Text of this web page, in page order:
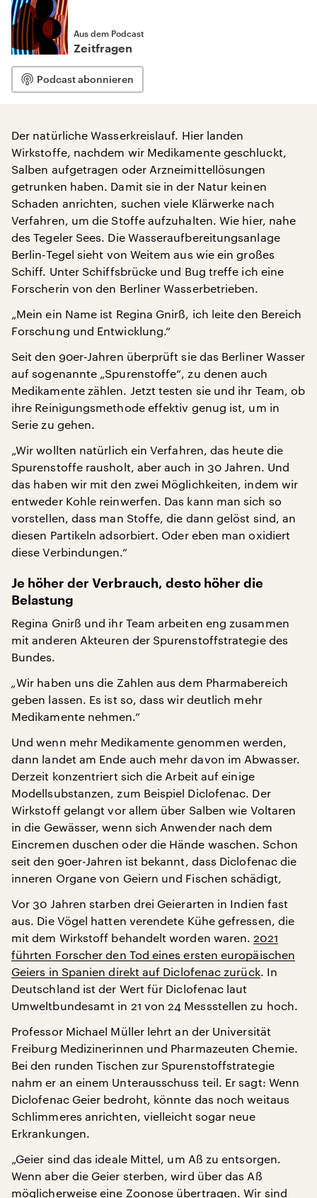
Aus dem Podcast
Zeitfragen
Podcast abonnieren
Der natürliche Wasserkreislauf. Hier landen
Wirkstoffe, nachdem wir Medikamente geschluckt,
Salben aufgetragen oder Arzneimittellösungen
getrunken haben. Damit sie in der Natur keinen
Schaden anrichten, suchen viele Klärwerke nach
Verfahren, um die Stoffe aufzuhalten. Wie hier, nahe
des Tegeler Sees. Die Wasseraufbereitungsanlage
Berlin-Tegel sieht von Weitem aus wie ein großes
Schiff. Unter Schiffsbrücke und Bug treffe ich eine
Forscherin von den Berliner Wasserbetrieben.
„Mein ein Name ist Regina Gnirß, ich leite den Bereich
Forschung und Entwicklung.“
Seit den 90er-Jahren überprüft sie das Berliner Wasser
auf sogenannte „Spurenstoffe“, zu denen auch
Medikamente zählen. Jetzt testen sie und ihr Team, ob
ihre Reinigungsmethode effektiv genug ist, um in
Serie zu gehen.
„Wir wollten natürlich ein Verfahren, das heute die
Spurenstoffe rausholt, aber auch in 30 Jahren. Und
das haben wir mit den zwei Möglichkeiten, indem wir
entweder Kohle reinwerfen. Das kann man sich so
vorstellen, dass man Stoffe, die dann gelöst sind, an
diesen Partikeln adsorbiert. Oder eben man oxidiert
diese Verbindungen.“
Je höher der Verbrauch, desto höher die
Belastung
Regina Gnirß und ihr Team arbeiten eng zusammen
mit anderen Akteuren der Spurenstoffstrategie des
Bundes.
„Wir haben uns die Zahlen aus dem Pharmabereich
geben lassen. Es ist so, dass wir deutlich mehr
Medikamente nehmen.“
Und wenn mehr Medikamente genommen werden,
dann landet am Ende auch mehr davon im Abwasser.
Derzeit konzentriert sich die Arbeit auf einige
Modellsubstanzen, zum Beispiel Diclofenac. Der
Wirkstoff gelangt vor allem über Salben wie Voltaren
in die Gewässer, wenn sich Anwender nach dem
Eincremen duschen oder die Hände waschen. Schon
seit den 90er-Jahren ist bekannt, dass Diclofenac die
inneren Organe von Geiern und Fischen schädigt,
Vor 30 Jahren starben drei Geierarten in Indien fast
aus. Die Vögel hatten verendete Kühe gefressen, die
mit dem Wirkstoff behandelt worden waren. 2021
führten Forscher den Tod eines ersten europäischen
Geiers in Spanien direkt auf Diclofenac zurück. In
Deutschland ist der Wert für Diclofenac laut
Umweltbundesamt in 21 von 24 Messstellen zu hoch.
Professor Michael Müller lehrt an der Universität
Freiburg Medizinerinnen und Pharmazeuten Chemie.
Bei den runden Tischen zur Spurenstoffstrategie
nahm er an einem Unterausschuss teil. Er sagt: Wenn
Diclofenac Geier bedroht, könnte das noch weitaus
Schlimmeres anrichten, vielleicht sogar neue
Erkrankungen.
„Geier sind das ideale Mittel, um Aß zu entsorgen.
Wenn aber die Geier sterben, wird über das Aß
möglicherweise eine Zoonose übertragen. Wir sind